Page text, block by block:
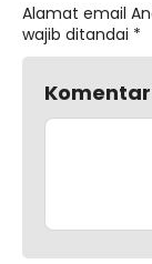
Alamat email
wajib ditandai *
Komentar